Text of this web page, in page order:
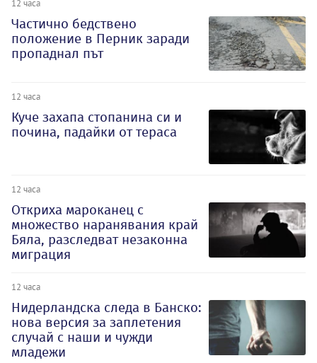
12 часа
Частично бедствено
положение в Перник заради
пропаднал път
12 часа
Куче захапа стопанина си и
почина, падайки от тераса
12 часа
Откриха мароканец с
множество наранявания край
Бяла, разследват незаконна
миграция
12 часа
Нидерландска следа в Банско:
нова версия за заплетения
случай с наши и чужди
младежи